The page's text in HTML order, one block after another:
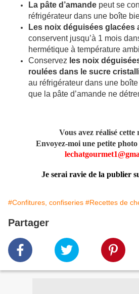
La pâte d’amande peut se
réfrigérateur dans une boîte
Les noix déguisées glacées
conservent jusqu’à 1 mois
hermétique à température
Conservez les noix
roulées dans le sucre
au réfrigérateur dans une
que la pâte d’amande ne
Vous avez réalisé cette
Envoyez-moi une petite
Je serai ravie de la publier
#Confitures, confiseries #Recettes de
Partager